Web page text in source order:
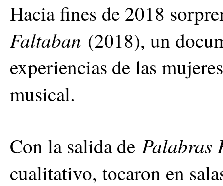
Hacia fines de 2018
Faltaban (2018), un
experiencias de las
musical.
Con la salida de Palabras
cualitativo, tocaron en